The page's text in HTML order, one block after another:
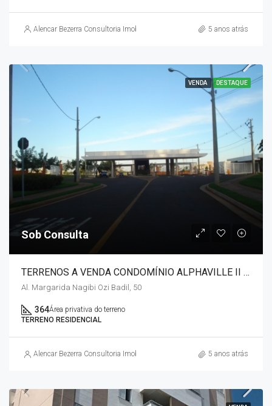
Alencar Bezerra Consultoria Imobiliária 5 anos atrás
VENDA DESTAQUE
Sob Consulta
TERRENOS A VENDA CONDOMÍNIO ALPHAVILLE II – GLEBA PALHANO
Al. Margarida Nagibi Ozi Badil, 50
364Área privativa do terreno
TERRENO RESIDENCIAL
Alencar Bezerra Consultoria Imobiliária 5 anos atrás